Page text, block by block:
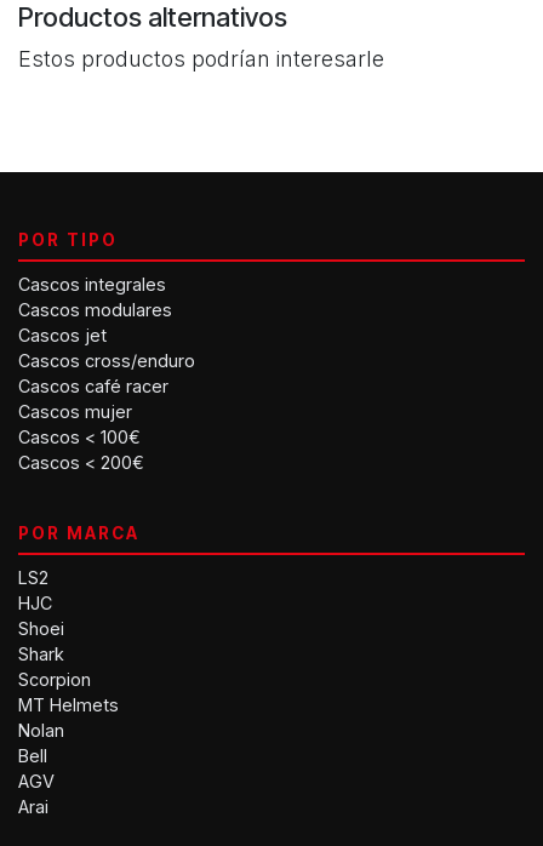
Productos alternativos
Estos productos podrían interesarle
POR TIPO
Cascos integrales
Cascos modulares
Cascos jet
Cascos cross/enduro
Cascos café racer
Cascos mujer
Cascos < 100€
Cascos < 200€
POR MARCA
LS2
HJC
Shoei
Shark
Scorpion
MT Helmets
Nolan
Bell
AGV
Arai